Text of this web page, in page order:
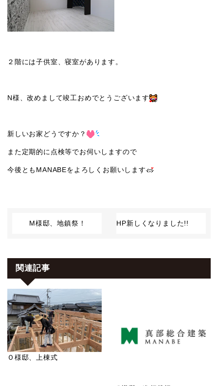
２階には子供室、寝室があります。
N様、改めまして竣工おめでとうございます
新しいお家どうですか？
また定期的に点検等でお伺いしますので
今後ともMANABEをよろしくお願いします
M様邸、地鎮祭！ HP新しくなりました!!
関連記事
Ｏ様邸、上棟式